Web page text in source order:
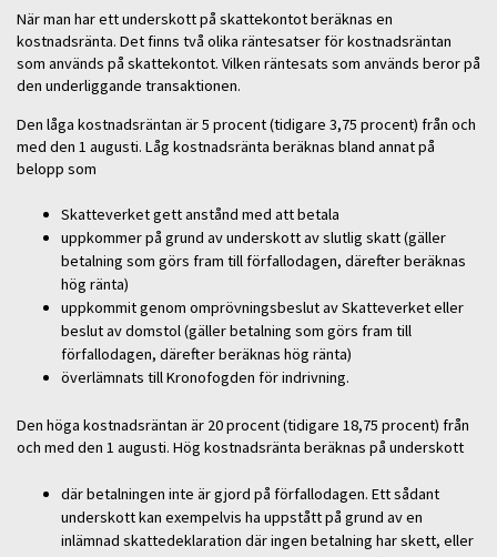
När man har ett underskott på skattekontot beräknas en
kostnadsränta. Det finns två olika räntesatser för kostnadsräntan
som används på skattekontot. Vilken räntesats som används beror på
den underliggande transaktionen.
Den låga kostnadsräntan är 5 procent (tidigare 3,75 procent) från och
med den 1 augusti. Låg kostnadsränta beräknas bland annat på
belopp som
Skatteverket gett anstånd med att betala
uppkommer på grund av underskott av slutlig skatt (gäller
betalning som görs fram till förfallodagen, därefter beräknas
hög ränta)
uppkommit genom omprövningsbeslut av Skatteverket eller
beslut av domstol (gäller betalning som görs fram till
förfallodagen, därefter beräknas hög ränta)
överlämnats till Kronofogden för indrivning.
Den höga kostnadsräntan är 20 procent (tidigare 18,75 procent) från
och med den 1 augusti. Hög kostnadsränta beräknas på underskott
där betalningen inte är gjord på förfallodagen. Ett sådant
underskott kan exempelvis ha uppstått på grund av en
inlämnad skattedeklaration där ingen betalning har skett, eller